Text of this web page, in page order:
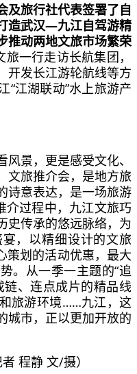
及旅行社代表签署了自
造武汉—九江自驾游精
推动两地文旅市场繁荣
一行走访长航集团，
开发长江游轮航线等方
“江湖联动”水上旅游产
景，更是感受文化、
文旅推介会，是地方旅
诗意表达，是一场旅游
介过程中，九江文旅巧
史传承的悠远脉络，为
，以精细设计的文旅
策划的活动优惠，最大
。从一季一主题的“追
链、连点成片的精品线
旅游环境……九江，这
城市，正以更加开放的
程静 文/摄）